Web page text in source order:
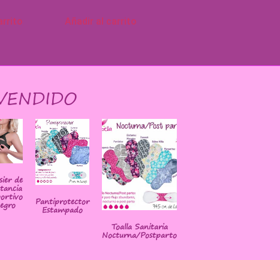
Añadir al carrito
de
Pantiprotector
Estampado
Toalla Sanitaria
Nocturna/Postparto